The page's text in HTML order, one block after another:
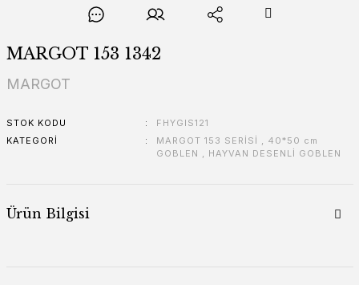
MARGOT 153 1342
MARGOT
STOK KODU
FHYGIS121
KATEGORI
MARGOT 153 SERİSİ , 40*50 cm
GOBLEN , HAYVAN DESENLİ GOBLEN
Ürün Bilgisi